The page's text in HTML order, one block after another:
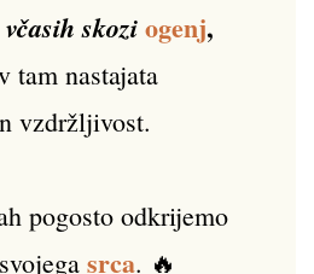
skoziogenj,
tam nastajata
vzdržljivost.
pogosto odkrijemo
srca. 🔥